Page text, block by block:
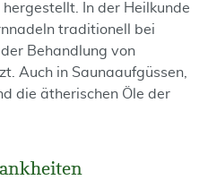
hergestellt. In der Heilkunde
traditionell bei
Behandlung von
Auch in Saunaaufgüssen,
die ätherischen Öle der